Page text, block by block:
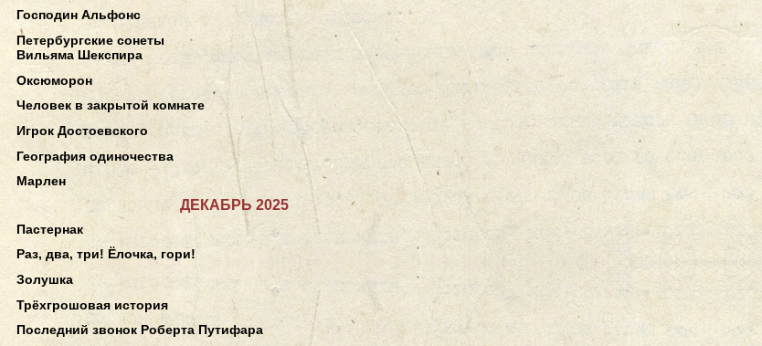
Господин Альфонс
Петербургские сонеты
Вильяма Шекспира
Оксюморон
Человек в закрытой комнате
Игрок Достоевского
География одиночества
Марлен
ДЕКАБРЬ 2025
Пастернак
Раз, два, три! Ёлочка, гори!
Золушка
Трёхгрошовая история
Последний звонок Роберта Путифара